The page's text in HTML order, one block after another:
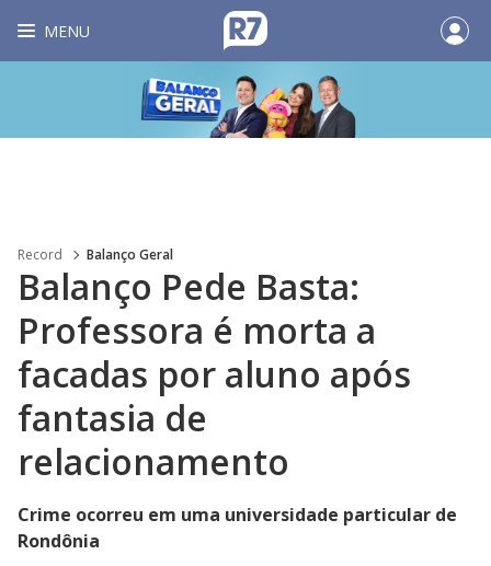
MENU
Record Balanço Geral
Balanço Pede Basta:
Professora é morta a
facadas por aluno após
fantasia de
relacionamento
Crime ocorreu em uma universidade particular de
Rondônia